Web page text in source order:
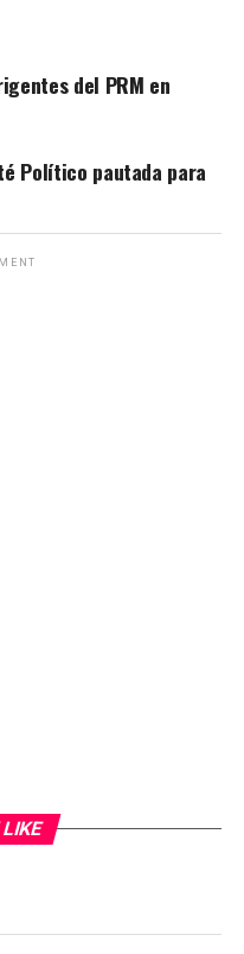
del PRM en
Político pautada para
LIKE